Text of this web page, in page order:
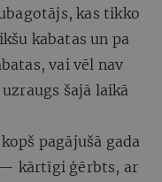
kas tikko
kabatas un pa
vai vēl nav
šajā laikā
pagājušā gada
— kārtīgi ģērbts, ar